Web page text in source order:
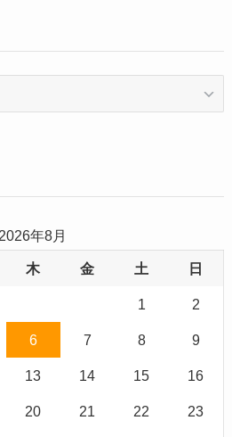
2026年8月
木 金 土 日
1 2
6 7 8 9
13 14 15 16
20 21 22 23